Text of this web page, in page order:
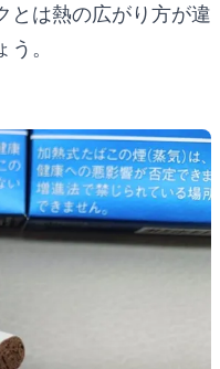
とは熱の広がり方が違
。